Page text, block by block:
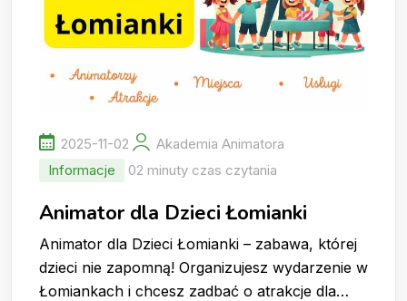
2025-11-02
Akademia Animatora
Informacje
02 minuty czas czytania
Animator dla Dzieci Łomianki
Animator dla Dzieci Łomianki – zabawa, której
dzieci nie zapomną! Organizujesz wydarzenie w
Łomiankach i chcesz zadbać o atrakcje dla…